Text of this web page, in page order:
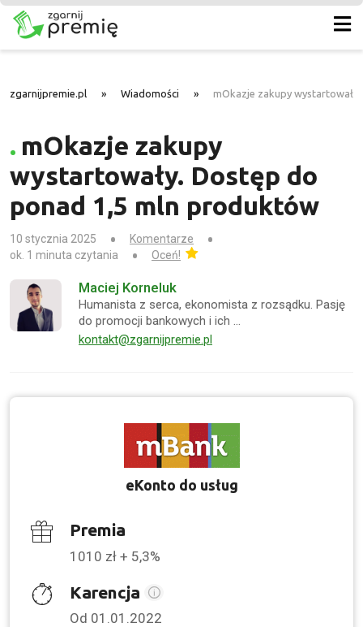
zgarnijpremie.pl » Wiadomości » mOkazje zakupy
mOkazje zakupy
wystartowały. Dostęp do
ponad 1,5 mln produktów
10 stycznia 2025
Komentarze
ok. 1 minuta czytania
Oceń!
Maciej Korneluk
Humanista z serca, ekonomista z rozsądku. Pasję
do promocji bankowych i ich …
kontakt@zgarnijpremie.pl
eKonto do usług
Premia
1010 zł + 5,3%
Karencja
Od 01.01.2022